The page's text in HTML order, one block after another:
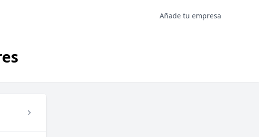
Añade tu empresa